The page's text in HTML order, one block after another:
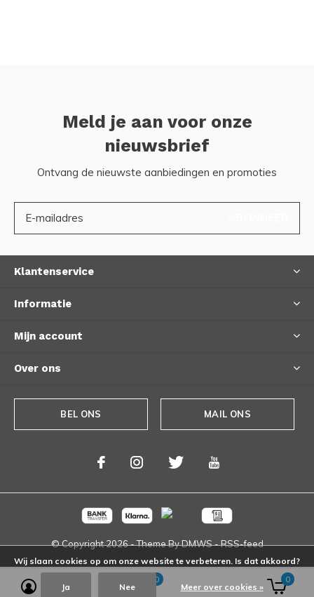
Meld je aan voor onze
nieuwsbrief
Ontvang de nieuwste aanbiedingen en promoties
Klantenservice
Informatie
Mijn account
Over ons
BEL ONS MAIL ONS
© Copyright2026- Theme ByDMWS-RSS-feed
0 0
Wij slaan cookies op om onze website te verbeteren. Is dat akkoord?
Ja Nee Meer over cookies »